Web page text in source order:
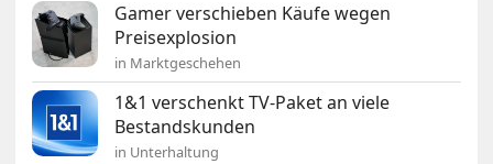
Gamer verschieben Käufe wegen
Preisexplosion
in Marktgeschehen
1&1 verschenkt TV-Paket an viele
Bestandskunden
in Unterhaltung